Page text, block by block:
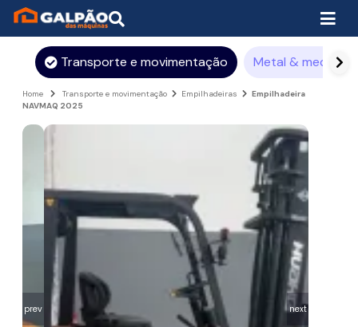
Transporte e movimentação Metal & mecânica
Home Transporte e movimentação Empilhadeiras
Empilhadeira
NAVMAQ 2025
prev next